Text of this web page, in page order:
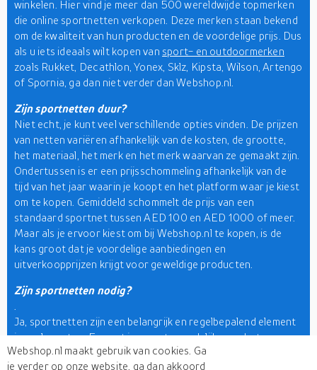
winkelen. Hier vind je meer dan 500 wereldwijde topmerken
die online sportnetten verkopen. Deze merken staan bekend
om de kwaliteit van hun producten en de voordelige prijs. Dus
als u iets ideaals wilt kopen van sport- en outdoormerken
zoals Rukket, Decathlon, Yonex, Sklz, Kipsta, Wilson, Artengo
of Spornia, ga dan niet verder dan Webshop.nl.
Zijn sportnetten duur?
Niet echt, je kunt veel verschillende opties vinden. De prijzen
van netten variëren afhankelijk van de kosten, de grootte,
het materiaal, het merk en het merk waarvan ze gemaakt zijn.
Ondertussen is er een prijsschommeling afhankelijk van de
tijd van het jaar waarin je koopt en het platform waar je kiest
om te kopen. Gemiddeld schommelt de prijs van een
standaard sportnet tussen AED 100 en AED 1000 of meer.
Maar als je ervoor kiest om bij Webshop.nl te kopen, is de
kans groot dat je voordelige aanbiedingen en
uitverkoopprijzen krijgt voor geweldige producten.
Zijn sportnetten nodig?
Ja, sportnetten zijn een belangrijk en regelbepalend element
in veel sporten. Een net is verantwoordelijk voor het
handhaven van de ruimte en de grenzen zonder het zicht
Webshop.nl maakt gebruik van cookies. Ga
je verder op onze website, ga dan akkoord